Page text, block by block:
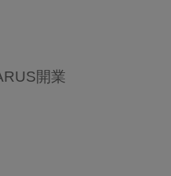
開業